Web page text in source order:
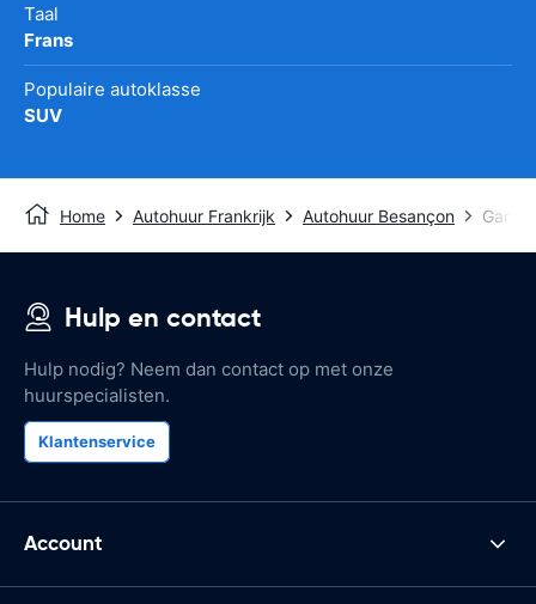
Taal
Frans
Populaire autoklasse
SUV
Home Autohuur Frankrijk Autohuur Besançon Gare
Hulp en contact
Hulp nodig? Neem dan contact op met onze
huurspecialisten.
Klantenservice
Account